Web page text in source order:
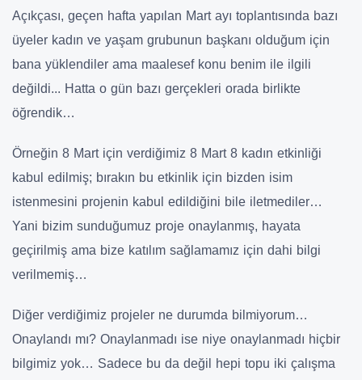
Açıkçası, geçen hafta yapılan Mart ayı toplantısında bazı
üyeler kadın ve yaşam grubunun başkanı olduğum için
bana yüklendiler ama maalesef konu benim ile ilgili
değildi... Hatta o gün bazı gerçekleri orada birlikte
öğrendik…
Örneğin 8 Mart için verdiğimiz 8 Mart 8 kadın etkinliği
kabul edilmiş; bırakın bu etkinlik için bizden isim
istenmesini projenin kabul edildiğini bile iletmediler…
Yani bizim sunduğumuz proje onaylanmış, hayata
geçirilmiş ama bize katılım sağlamamız için dahi bilgi
verilmemiş…
Diğer verdiğimiz projeler ne durumda bilmiyorum…
Onaylandı mı? Onaylanmadı ise niye onaylanmadı hiçbir
bilgimiz yok… Sadece bu da değil hepi topu iki çalışma